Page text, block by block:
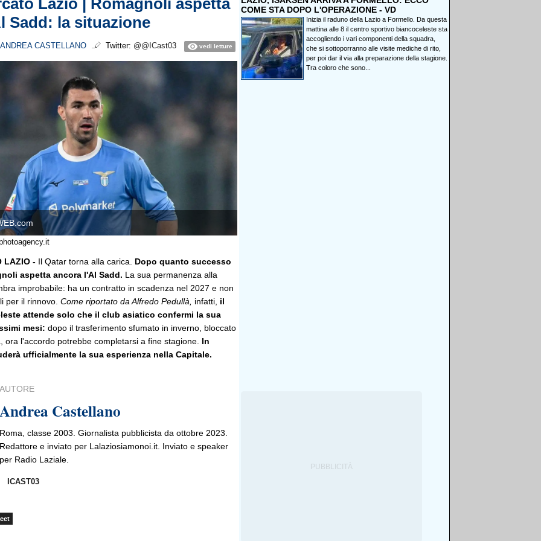
Lazio | Romagnoli aspetta
Sadd: la situazione
ANDREA CASTELLANO Twitter: @@ICast03 vedi letture
LAZIO - Il Qatar torna alla carica. Dopo quanto successo
aspetta ancora l'Al Sadd. La sua permanenza alla
improbabile: ha un contratto in scadenza nel 2027 e non
per il rinnovo. Come riportato da Alfredo Pedullà, infatti, il
attende solo che il club asiatico confermi la sua
mesi: dopo il trasferimento sfumato in inverno, bloccato
ora l'accordo potrebbe completarsi a fine stagione. In
ufficialmente la sua esperienza nella Capitale.
AUTORE
Andrea Castellano
Roma, classe 2003. Giornalista pubblicista da ottobre 2023.
Redattore e inviato per Lalaziosiamonoi.it. Inviato e speaker
per Radio Laziale.
ICAST03
COME STA DOPO L'OPERAZIONE - VD
Inizia il raduno della Lazio a Formello. Da questa
mattina alle 8 il centro sportivo biancoceleste sta
accogliendo i vari componenti della squadra,
che si sottoporranno alle visite mediche di rito,
per poi dar il via alla preparazione della stagione.
Tra coloro che sono...